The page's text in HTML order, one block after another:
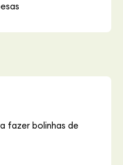
fazer bolinhas de